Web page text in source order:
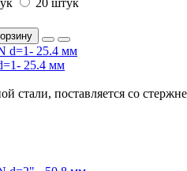
25.4 мм
стали, поставляется со